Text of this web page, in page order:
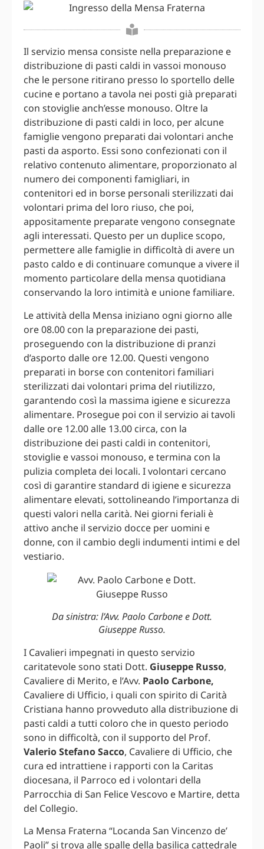
Il servizio mensa consiste nella preparazione e
distribuzione di pasti caldi in vassoi monouso
che le persone ritirano presso lo sportello delle
cucine e portano a tavola nei posti già preparati
con stoviglie anch’esse monouso. Oltre la
distribuzione di pasti caldi in loco, per alcune
famiglie vengono preparati dai volontari anche
pasti da asporto. Essi sono confezionati con il
relativo contenuto alimentare, proporzionato al
numero dei componenti famigliari, in
contenitori ed in borse personali sterilizzati dai
volontari prima del loro riuso, che poi,
appositamente preparate vengono consegnate
agli interessati. Questo per un duplice scopo,
permettere alle famiglie in difficoltà di avere un
pasto caldo e di continuare comunque a vivere il
momento particolare della mensa quotidiana
conservando la loro intimità e unione familiare.
Le attività della Mensa iniziano ogni giorno alle
ore 08.00 con la preparazione dei pasti,
proseguendo con la distribuzione di pranzi
d’asporto dalle ore 12.00. Questi vengono
preparati in borse con contenitori familiari
sterilizzati dai volontari prima del riutilizzo,
garantendo così la massima igiene e sicurezza
alimentare. Prosegue poi con il servizio ai tavoli
dalle ore 12.00 alle 13.00 circa, con la
distribuzione dei pasti caldi in contenitori,
stoviglie e vassoi monouso, e termina con la
pulizia completa dei locali. I volontari cercano
così di garantire standard di igiene e sicurezza
alimentare elevati, sottolineando l’importanza di
questi valori nella carità. Nei giorni feriali è
attivo anche il servizio docce per uomini e
donne, con il cambio degli indumenti intimi e del
vestiario.
Da sinistra: l’Avv. Paolo Carbone e Dott.
Giuseppe Russo.
I Cavalieri impegnati in questo servizio
caritatevole sono stati Dott. Giuseppe Russo,
Cavaliere di Merito, e l’Avv. Paolo Carbone,
Cavaliere di Ufficio, i quali con spirito di Carità
Cristiana hanno provveduto alla distribuzione di
pasti caldi a tutti coloro che in questo periodo
sono in difficoltà, con il supporto del Prof.
Valerio Stefano Sacco, Cavaliere di Ufficio, che
cura ed intrattiene i rapporti con la Caritas
diocesana, il Parroco ed i volontari della
Parrocchia di San Felice Vescovo e Martire, detta
del Collegio.
La Mensa Fraterna “Locanda San Vincenzo de’
Paoli” si trova alle spalle della basilica cattedrale